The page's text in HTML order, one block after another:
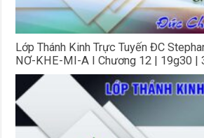
Lớp Thánh Kinh Trực Tuyến ĐC
NƠ-KHE-MI-A I Chương 12 | 19g30 |